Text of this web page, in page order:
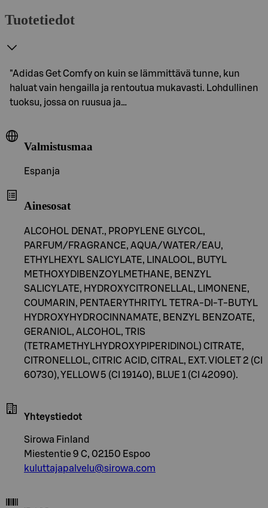
Tuotetiedot
"Adidas Get Comfy on kuin se lämmittävä tunne, kun
haluat vain hengailla ja rentoutua mukavasti. Lohdullinen
tuoksu, jossa on ruusua ja…
Valmistusmaa
Espanja
Ainesosat
ALCOHOL DENAT., PROPYLENE GLYCOL,
PARFUM/FRAGRANCE, AQUA/WATER/EAU,
ETHYLHEXYL SALICYLATE, LINALOOL, BUTYL
METHOXYDIBENZOYLMETHANE, BENZYL
SALICYLATE, HYDROXYCITRONELLAL, LIMONENE,
COUMARIN, PENTAERYTHRITYL TETRA-DI-T-BUTYL
HYDROXYHYDROCINNAMATE, BENZYL BENZOATE,
GERANIOL, ALCOHOL, TRIS
(TETRAMETHYLHYDROXYPIPERIDINOL) CITRATE,
CITRONELLOL, CITRIC ACID, CITRAL, EXT. VIOLET 2 (CI
60730), YELLOW 5 (CI 19140), BLUE 1 (CI 42090).
Yhteystiedot
Sirowa Finland
Miestentie 9 C, 02150 Espoo
kuluttajapalvelu@sirowa.com